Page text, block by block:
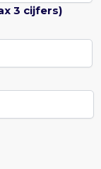
3 cijfers)